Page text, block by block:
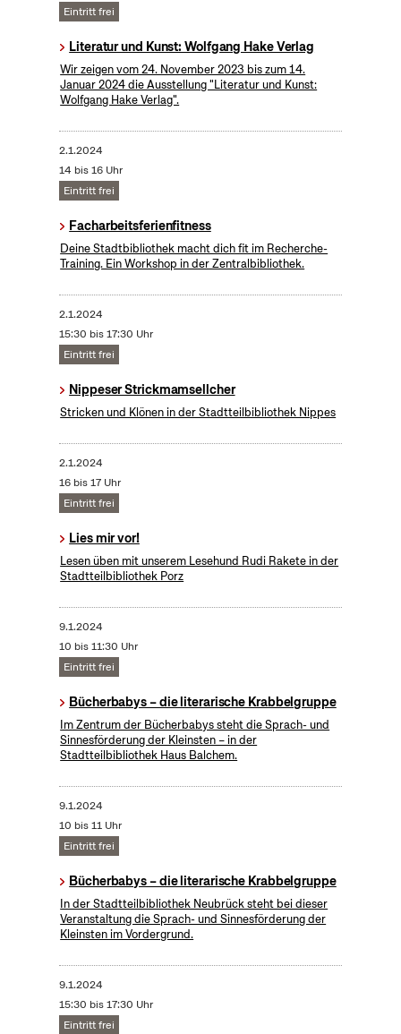
Eintritt frei
Literatur und Kunst: Wolfgang Hake Verlag
Wir zeigen vom 24. November 2023 bis zum 14.
Januar 2024 die Ausstellung "Literatur und Kunst:
Wolfgang Hake Verlag".
2.1.2024
14 bis 16 Uhr
Eintritt frei
Facharbeitsferienfitness
Deine Stadtbibliothek macht dich fit im Recherche-
Training. Ein Workshop in der Zentralbibliothek.
2.1.2024
15:30 bis 17:30 Uhr
Eintritt frei
Nippeser Strickmamsellcher
Stricken und Klönen in der Stadtteilbibliothek Nippes
2.1.2024
16 bis 17 Uhr
Eintritt frei
Lies mir vor!
Lesen üben mit unserem Lesehund Rudi Rakete in der
Stadtteilbibliothek Porz
9.1.2024
10 bis 11:30 Uhr
Eintritt frei
Bücherbabys – die literarische Krabbelgruppe
Im Zentrum der Bücherbabys steht die Sprach- und
Sinnesförderung der Kleinsten – in der
Stadtteilbibliothek Haus Balchem.
9.1.2024
10 bis 11 Uhr
Eintritt frei
Bücherbabys – die literarische Krabbelgruppe
In der Stadtteilbibliothek Neubrück steht bei dieser
Veranstaltung die Sprach- und Sinnesförderung der
Kleinsten im Vordergrund.
9.1.2024
15:30 bis 17:30 Uhr
Eintritt frei